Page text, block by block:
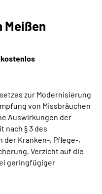
Meißen
zur Modernisierung
von Missbräuchen
Auswirkungen der
nach § 3 des
der Kranken-, Pflege-,
Verzicht auf die
geringfügiger